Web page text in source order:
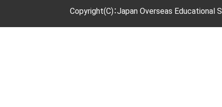
Copyright(C)：Japan Overseas Educational